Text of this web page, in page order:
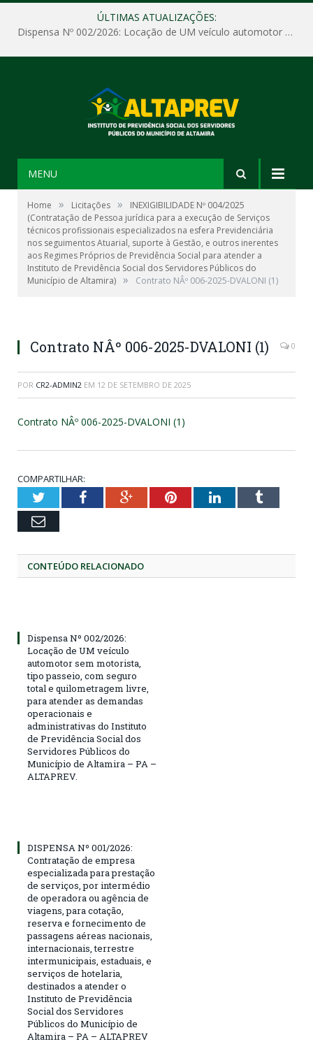
ÚLTIMAS ATUALIZAÇÕES:
Dispensa Nº 002/2026: Locação de UM veículo automotor sem motorista, tipo passeio, com seguro total e quilometragem livre, para atender as demandas operacionais e administrativas do Instituto de Previdência Social dos Servidores Públicos do Município de Altamira – PA – ALTAPREV.
MENU
Home » Licitações »
INEXIGIBILIDADE Nº 004/2025
(Contratação de Pessoa jurídica para a execução de Serviços
técnicos profissionais especializados na esfera Previdenciária
nos seguimentos Atuarial, suporte à Gestão, e outros inerentes
aos Regimes Próprios de Previdência Social para atender a
Instituto de Previdência Social dos Servidores Públicos do
Município de Altamira) » Contrato NÂº 006-2025-DVALONI (1)
Contrato NÂº 006-2025-DVALONI (1) 0
POR CR2-ADMIN2 EM 12 DE SETEMBRO DE 2025
Contrato NÂº 006-2025-DVALONI (1)
COMPARTILHAR:
TwitterFacebookGoogle+PinterestLinkedInTumblr
Email
CONTEÚDO RELACIONADO
Dispensa Nº 002/2026:
Locação de UM veículo
automotor sem motorista,
tipo passeio, com seguro
total e quilometragem livre,
para atender as demandas
operacionais e
administrativas do Instituto
de Previdência Social dos
Servidores Públicos do
Município de Altamira – PA –
ALTAPREV.
DISPENSA Nº 001/2026:
Contratação de empresa
especializada para prestação
de serviços, por intermédio
de operadora ou agência de
viagens, para cotação,
reserva e fornecimento de
passagens aéreas nacionais,
internacionais, terrestre
intermunicipais, estaduais, e
serviços de hotelaria,
destinados a atender o
Instituto de Previdência
Social dos Servidores
Públicos do Município de
Altamira – PA – ALTAPREV